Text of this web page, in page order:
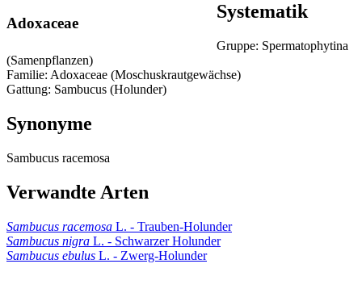
Adoxaceae
Systematik
Gruppe: Spermatophytina
(Samenpflanzen)
Familie: Adoxaceae (Moschuskrautgewächse)
Gattung: Sambucus (Holunder)
Synonyme
Sambucus racemosa
Verwandte Arten
Sambucus racemosa L. - Trauben-Holunder
Sambucus nigra L. - Schwarzer Holunder
Sambucus ebulus L. - Zwerg-Holunder